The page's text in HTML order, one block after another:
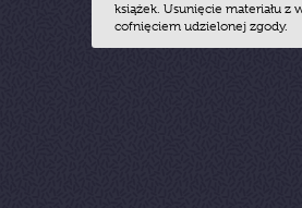
książek. Usunięcie materiału
cofnięciem udzielonej zgody.